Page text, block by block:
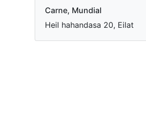
Carne, Mundial
Heil hahandasa 20, Eilat